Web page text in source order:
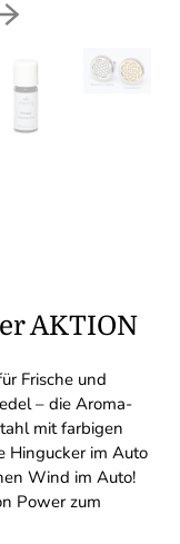
AKTION
Frische und
– die Aroma-
mit farbigen
Hingucker im Auto
Wind im Auto!
Power zum